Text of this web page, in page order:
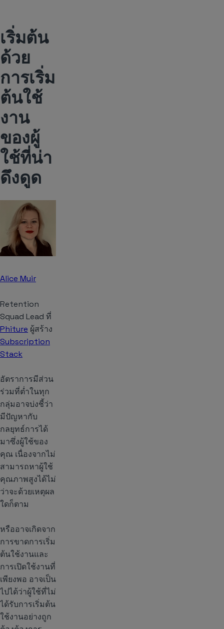
เริ่มต้น
ด้วย
การเริ่ม
ต้นใช้
งาน
ของผู้
ใช้ที่น่า
ดึงดูด
Alice Muir
Retention
Squad Lead ที่
Phiture ผู้สร้าง
Subscription
Stack
อัตราการมีส่วน
ร่วมที่ต่ำในทุก
กลุ่มอาจบ่งชี้ว่า
มีปัญหากับ
กลยุทธ์การได้
มาซึ่งผู้ใช้ของ
คุณ เนื่องจากไม่
สามารถหาผู้ใช้
คุณภาพสูงได้ไม่
ว่าจะด้วยเหตุผล
ใดก็ตาม
หรืออาจเกิดจาก
การขาดการเริ่ม
ต้นใช้งานและ
การเปิดใช้งานที่
เพียงพอ อาจเป็น
ไปได้ว่าผู้ใช้ที่ไม่
ได้รับการเริ่มต้น
ใช้งานอย่างถูก